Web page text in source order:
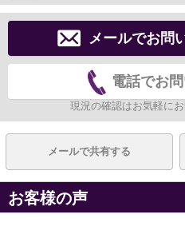
メールでお問
電話でお
現況の確認はお気軽にお
メールで共有する
お客様の声